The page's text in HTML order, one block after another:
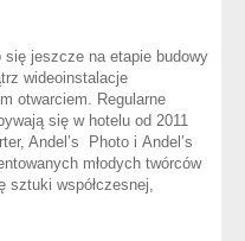
się jeszcze na etapie budowy
wideoinstalacje
otwarciem. Regularne
się w hotelu od 2011
Andel’s Photo i Andel’s
młodych twórców
sztuki współczesnej,